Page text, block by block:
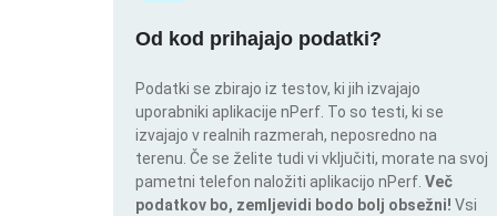
Od kod prihajajo podatki?
Podatki se zbirajo iz testov, ki jih izvajajo
uporabniki aplikacije nPerf. To so testi, ki se
izvajajo v realnih razmerah, neposredno na
terenu. Če se želite tudi vi vključiti, morate na svoj
pametni telefon naložiti aplikacijo nPerf. Več
podatkov bo, zemljevidi bodo bolj obsežni! Vsi